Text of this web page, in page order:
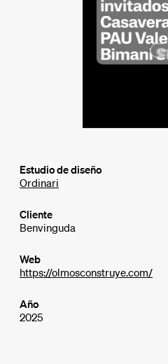
Estudio de diseño
Ordinari
Cliente
Benvinguda
Web
https://olmosconstruye.com/
Año
2025